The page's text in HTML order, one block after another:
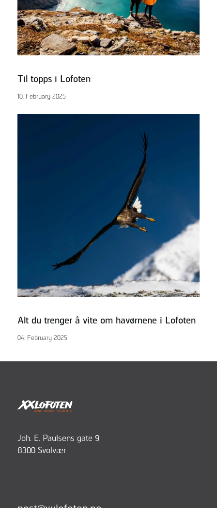
Til topps i Lofoten
10. February 2025
Alt du trenger å vite om havørnene i Lofoten
04. February 2025
Joh. E. Paulsens gate 9
8300 Svolvær